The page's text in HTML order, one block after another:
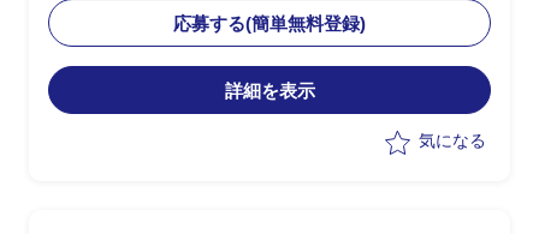
応募する(簡単無料登録)
詳細を表示
気になる